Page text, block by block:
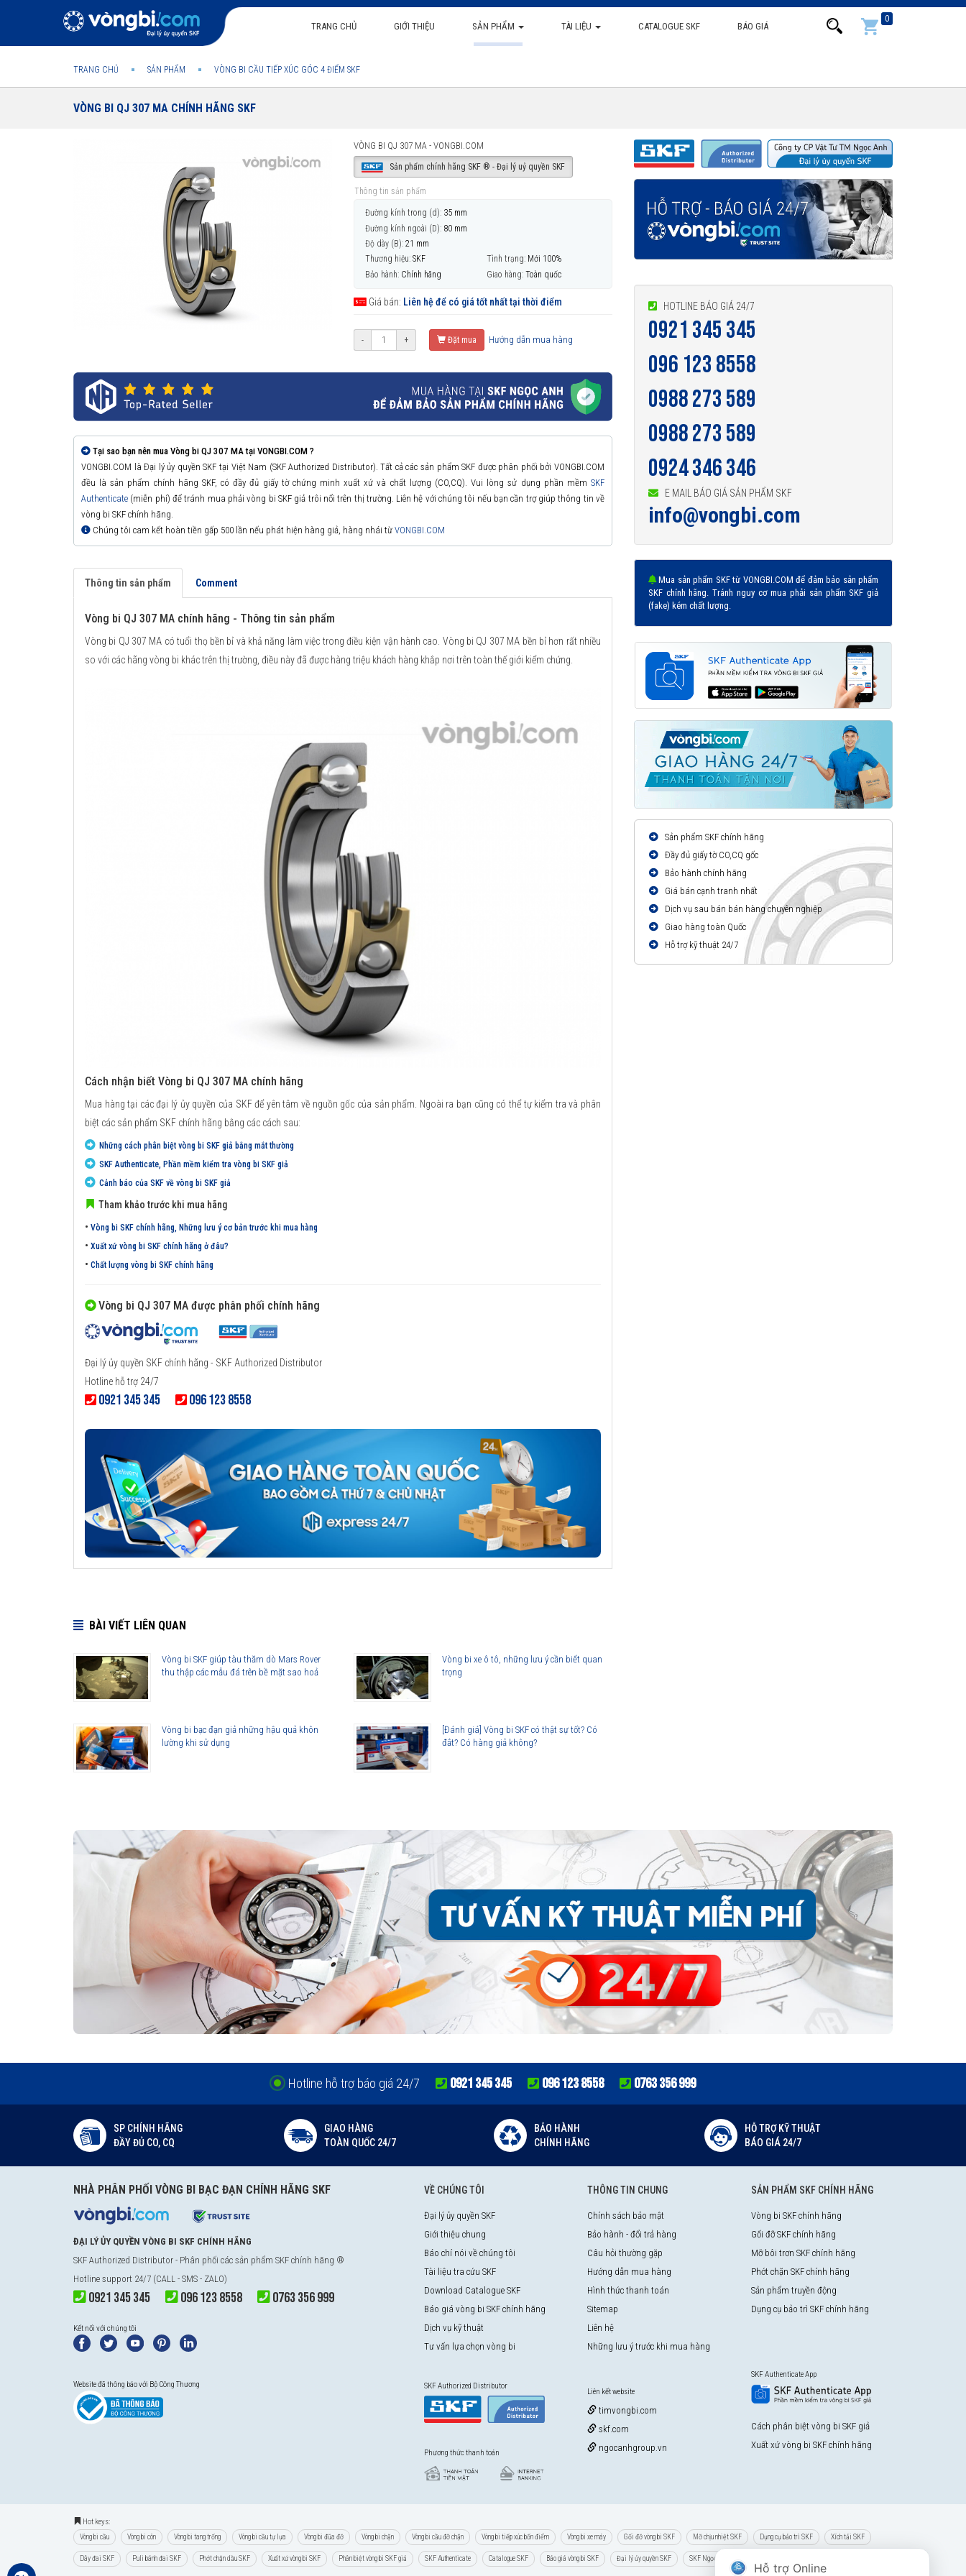
TRANG CHỦ GIỚI THIỆU SẢN PHẨM TÀI LIỆU CATALOGUE SKF BÁO GIÁ
0
TRANG CHỦ SẢN PHẨM VÒNG BI CẦU TIẾP XÚC GÓC 4 ĐIỂM SKF
VÒNG BI QJ 307 MA CHÍNH HÃNG SKF
VÒNG BI QJ 307 MA - VONGBI.COM
Sản phẩm chính hãng SKF ® - Đại lý uỷ quyền SKF
Thông tin sản phẩm
Đường kính trong (d): 35 mm
Đường kính ngoài (D): 80 mm
Độ dày (B): 21 mm
Thương hiệu: SKF Tình trạng: Mới 100%
Bảo hành: Chính hãng Giao hàng: Toàn quốc
Giá bán: Liên hệ để có giá tốt nhất tại thời điểm
- + Đặt mua Hướng dẫn mua hàng
Tại sao bạn nên mua Vòng bi QJ 307 MA tại VONGBI.COM ?
VONGBI.COM là Đại lý ủy quyền SKF tại Việt Nam (SKF Authorized Distributor). Tất cả các sản phẩm SKF được phân phối bởi VONGBI.COM
đều là sản phẩm chính hãng SKF, có đầy đủ giấy tờ chứng minh xuất xứ và chất lượng (CO,CQ). Vui lòng sử dụng phần mềm SKF
Authenticate (miễn phí) để tránh mua phải vòng bi SKF giả trôi nổi trên thị trường. Liên hệ với chúng tôi nếu bạn cần trợ giúp thông tin về
vòng bi SKF chính hãng.
Chúng tôi cam kết hoàn tiền gấp 500 lần nếu phát hiện hàng giả, hàng nhái từ VONGBI.COM
Thông tin sản phẩm Comment
Vòng bi QJ 307 MA chính hãng - Thông tin sản phẩm
Vòng bi QJ 307 MA có tuổi thọ bền bỉ và khả năng làm việc trong điều kiện vận hành cao. Vòng bi QJ 307 MA bền bỉ hơn rất nhiều
so với các hãng vòng bi khác trên thị trường, điều này đã được hàng triệu khách hàng khắp nơi trên toàn thế giới kiểm chứng.
Cách nhận biết Vòng bi QJ 307 MA chính hãng
Mua hàng tại các đại lý ủy quyền của SKF để yên tâm về nguồn gốc của sản phẩm. Ngoài ra bạn cũng có thể tự kiểm tra và phân
biệt các sản phẩm SKF chính hãng bằng các cách sau:
Những cách phân biệt vòng bi SKF giả bằng mắt thường
SKF Authenticate, Phần mềm kiểm tra vòng bi SKF giả
Cảnh báo của SKF về vòng bi SKF giả
Tham khảo trước khi mua hãng
• Vòng bi SKF chính hãng, Những lưu ý cơ bản trước khi mua hàng
• Xuất xứ vòng bi SKF chính hãng ở đâu?
• Chất lượng vòng bi SKF chính hãng
Vòng bi QJ 307 MA được phân phối chính hãng
Đại lý ủy quyền SKF chính hãng - SKF Authorized Distributor
Hotline hỗ trợ 24/7
0921 345 345 096 123 8558
BÀI VIẾT LIÊN QUAN
Vòng bi SKF giúp tàu thăm dò Mars Rover
thu thập các mẫu đá trên bề mặt sao hoả
Vòng bi xe ô tô, những lưu ý cần biết quan
trọng
Vòng bi bạc đạn giả những hậu quả khôn
lường khi sử dụng
[Đánh giá] Vòng bi SKF có thật sự tốt? Có
đắt? Có hàng giả không?
HOTLINE BÁO GIÁ 24/7
0921 345 345
096 123 8558
0988 273 589
0988 273 589
0924 346 346
E MAIL BÁO GIÁ SẢN PHẨM SKF
info@vongbi.com
Mua sản phẩm SKF từ VONGBI.COM để đảm bảo sản phẩm
SKF chính hãng. Tránh nguy cơ mua phải sản phẩm SKF giả
(fake) kém chất lượng.
Sản phẩm SKF chính hãng
Đầy đủ giấy tờ CO,CQ gốc
Bảo hành chính hãng
Giá bán cạnh tranh nhất
Dịch vụ sau bán bán hàng chuyên nghiệp
Giao hàng toàn Quốc
Hỗ trợ kỹ thuật 24/7
Hotline hỗ trợ báo giá 24/7 0921 345 345 096 123 8558 0763 356 999
SP CHÍNH HÃNG
ĐẦY ĐỦ CO, CQ
GIAO HÀNG
TOÀN QUỐC 24/7
BẢO HÀNH
CHÍNH HÃNG
HỖ TRỢ KỸ THUẬT
BÁO GIÁ 24/7
NHÀ PHÂN PHỐI VÒNG BI BẠC ĐẠN CHÍNH HÃNG SKF
ĐẠI LÝ ỦY QUYỀN VÒNG BI SKF CHÍNH HÃNG
SKF Authorized Distributor - Phân phối các sản phẩm SKF chính hãng ®
Hotline support 24/7 (CALL - SMS - ZALO)
0921 345 345 096 123 8558 0763 356 999
Kết nối với chúng tôi
Website đã thông báo với Bộ Công Thương
VỀ CHÚNG TÔI
Đại lý ủy quyền SKF
Giới thiệu chung
Báo chí nói về chúng tôi
Tài liệu tra cứu SKF
Download Catalogue SKF
Báo giá vòng bi SKF chính hãng
Dịch vụ kỹ thuật
Tư vấn lựa chọn vòng bi
SKF Authorized Distributor
Phương thức thanh toán
THÔNG TIN CHUNG
Chính sách bảo mật
Bảo hành - đổi trả hàng
Câu hỏi thường gặp
Hướng dẫn mua hàng
Hình thức thanh toán
Sitemap
Liên hệ
Những lưu ý trước khi mua hàng
Liên kết website
timvongbi.com
skf.com
ngocanhgroup.vn
SẢN PHẨM SKF CHÍNH HÃNG
Vòng bi SKF chính hãng
Gối đỡ SKF chính hãng
Mỡ bôi trơn SKF chính hãng
Phớt chặn SKF chính hãng
Sản phẩm truyền động
Dụng cụ bảo trì SKF chính hãng
SKF Authenticate App
Cách phân biệt vòng bi SKF giả
Xuất xứ vòng bi SKF chính hãng
Hot keys:
Vòng bi cầu Vòng bi côn Vòng bi tang trống Vòng bi cầu tự lựa Vòng bi đũa đỡ Vòng bi chặn Vòng bi cầu đỡ chặn Vòng bi tiếp xúc bốn điểm Vòng bi xe máy Gối đỡ vòng bi SKF Mỡ chịu nhiệt SKF Dụng cụ bảo trì SKF Xích tải SKF
Dây đai SKF Puli bánh đai SKF Phớt chặn dầu SKF Xuất xứ vòng bi SKF Phân biệt vòng bi SKF giả SKF Authenticate Catalogue SKF Báo giá vòng bi SKF Đại lý ủy quyền SKF SKF Ngọc Anh
Hỗ trợ Online